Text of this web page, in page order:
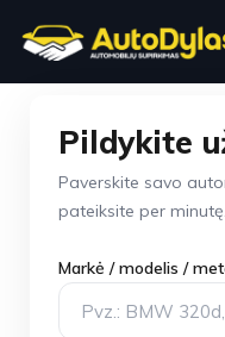
Pildykite
Paverskite savo
pateiksite per minutę.
Markė / modelis /